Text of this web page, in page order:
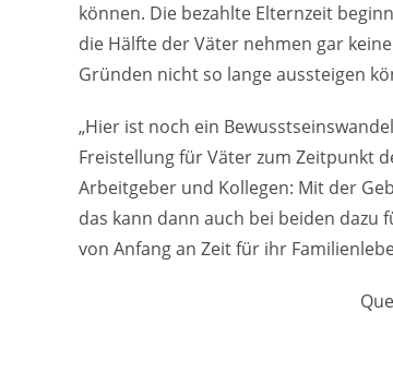
können. Die bezahlte Elternzeit
die Hälfte der Väter nehmen gar
Gründen nicht so lange aussteigen
„Hier ist noch ein
Freistellung für Väter zum Zeitpunkt
Arbeitgeber und Kollegen: Mit der
das kann dann auch bei beiden dazu
von Anfang an Zeit für ihr